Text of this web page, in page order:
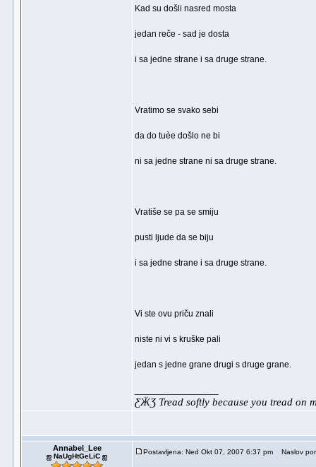
Kad su došli nasred mosta
jedan reče - sad je dosta
i sa jedne strane i sa druge strane.
Vratimo se svako sebi
da do tuèe došlo ne bi
ni sa jedne strane ni sa druge strane.
Vratiše se pa se smiju
pusti ljude da se biju
i sa jedne strane i sa druge strane.
Vi ste ovu priču znali
niste ni vi s kruške pali
jedan s jedne grane drugi s druge grane.
ƸӜƷ Tread softly because you tread on
Annabel_Lee
ஐ NaUgHtGeLiC ஐ
Postavljena: Ned Okt 07, 2007 6:37 pm Naslov